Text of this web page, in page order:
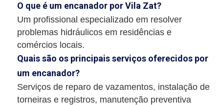
O que é um encanador por Vila Zat?
Um profissional especializado em resolver
problemas hidráulicos em residências e
comércios locais.
Quais são os principais serviços oferecidos por
um encanador?
Serviços de reparo de vazamentos, instalação de
torneiras e registros, manutenção preventiva